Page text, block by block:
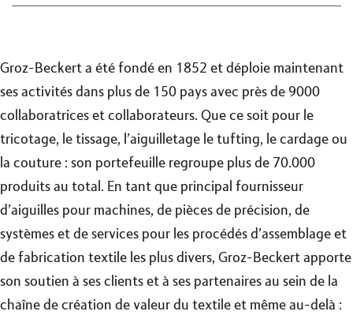
Groz-Beckert a été fondé en 1852 et déploie maintenant
ses activités dans plus de 150 pays avec près de 9000
collaboratrices et collaborateurs. Que ce soit pour le
tricotage, le tissage, l’aiguilletage le tufting, le cardage ou
la couture : son portefeuille regroupe plus de 70.000
produits au total. En tant que principal fournisseur
d’aiguilles pour machines, de pièces de précision, de
systèmes et de services pour les procédés d’assemblage et
de fabrication textile les plus divers, Groz-Beckert apporte
son soutien à ses clients et à ses partenaires au sein de la
chaîne de création de valeur du textile et même au-delà :